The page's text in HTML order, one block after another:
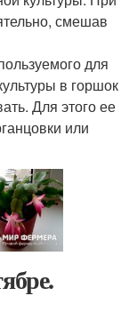
смешав
для
в горшок
Для этого ее
или